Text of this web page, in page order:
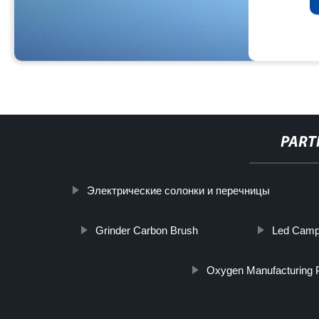
Электрические солонки и перечницы
Grinder Carbon Brush Led
Oxygen Manufacturing